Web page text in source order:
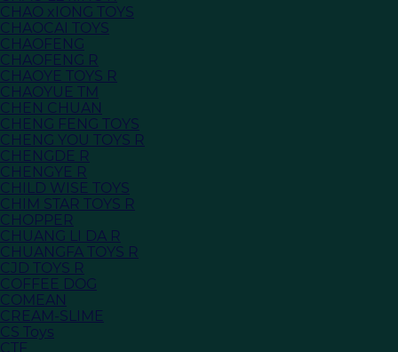
CHAO xIONG TOYS
CHAOCAI TOYS
CHAOFENG
CHAOFENG R
CHAOYE TOYS R
CHAOYUE TM
CHEN CHUAN
CHENG FENG TOYS
CHENG YOU TOYS R
CHENGDE R
CHENGYE R
CHILD WISE TOYS
CHIM STAR TOYS R
CHOPPER
CHUANG LI DA R
CHUANGFA TOYS R
CJD TOYS R
COFFEE DOG
COMEAN
CREAM-SLIME
CS Toys
CTF